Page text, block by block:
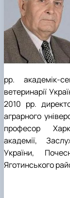
рр. академік-
ветеринарії
2010 рр.
аграрного
професор
академії,
України,
Яготинського